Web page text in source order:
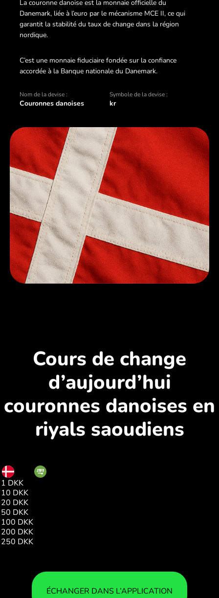
La couronne danoise est la monnaie officielle du
Danemark, liée à l’euro par le mécanisme MCE II, ce qui
garantit la stabilité du taux de change dans la région
nordique.
C’est une monnaie fiduciaire fondée sur la confiance
accordée à la Banque nationale du Danemark.
Nom de la devise :
Couronnes danoises
Symbole de la devise :
kr
Cours de change
d’aujourd’hui
couronnes danoises en
riyals saoudiens
DKK
1 DKK
10 DKK
20 DKK
50 DKK
100 DKK
200 DKK
250 DKK
ÉCHANGER DANS L’APPLICATION